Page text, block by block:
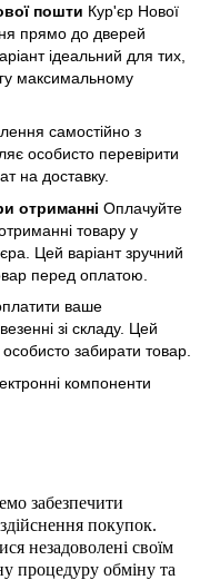
пошти Кур'єр Нової
прямо до дверей
ідеальний для тих,
максимальному
самостійно з
особисто перевірити
на доставку.
отриманні Оплачуйте
товару у
Цей варіант зручний
перед оплатою.
ваше
зі складу. Цей
забирати товар.
компоненти
забезпечити
покупок.
незадоволені своїм
процедуру обміну та